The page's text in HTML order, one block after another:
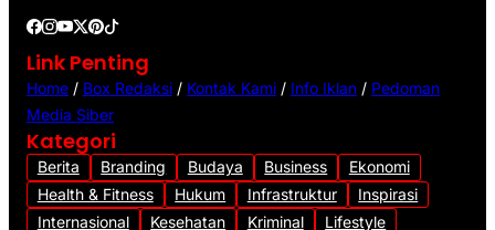
Link Penting
Home / Box Redaksi / Kontak Kami / Info Iklan / Pedoman
Media Siber
Kategori
Berita Branding Budaya Business
Ekonomi
Health & Fitness
Hukum Infrastruktur
Inspirasi
Internasional
Kesehatan Kriminal Lifestyle